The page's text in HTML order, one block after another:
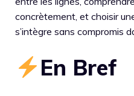
concrètement, et choisir
s’intègre sans compromis
En Bref